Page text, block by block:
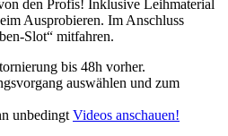
den Profis! Inklusive Leihmaterial
Ausprobieren. Im Anschluss
Slot“ mitfahren.
bis 48h vorher.
auswählen und zum
unbedingt Videos anschauen!